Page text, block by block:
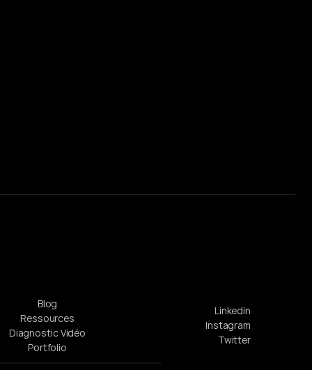
Blog
Ressources
Diagnostic Vidéo
Portfolio
Linkedin
Instagram
Twitter